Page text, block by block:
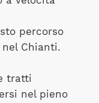
percorso
Chianti.
tratti
nel pieno